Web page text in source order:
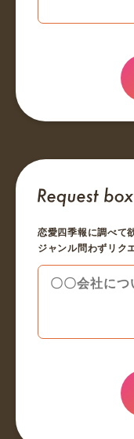
恋愛四季報に調べて
ジャンル問わずリク